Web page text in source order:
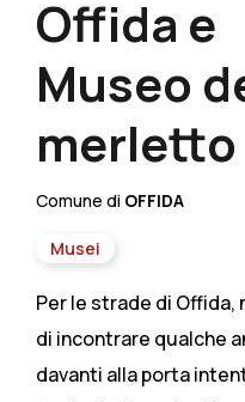
Offida e
Museo
merletto
Comune di OFFIDA
Musei
Per le strade di Offida,
di incontrare qualche
davanti alla porta